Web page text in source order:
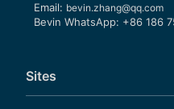
Email: bevin.zhang@qq.com
Bevin WhatsApp: +86 186
Sites